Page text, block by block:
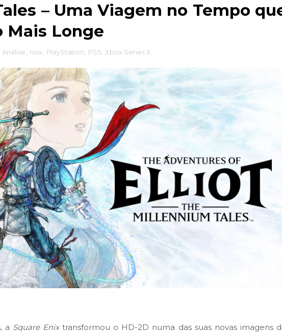
– Uma Viagem no Tempo
Mais Longe
Análise nsw PlayStation PS5 Xbox Series X
a Square Enixtransformou o HD-2D numa das suas novas imagens